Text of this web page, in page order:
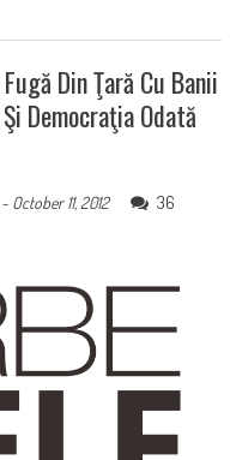
Din Ţară Cu Banii
Democraţia Odată
October 11, 2012
36